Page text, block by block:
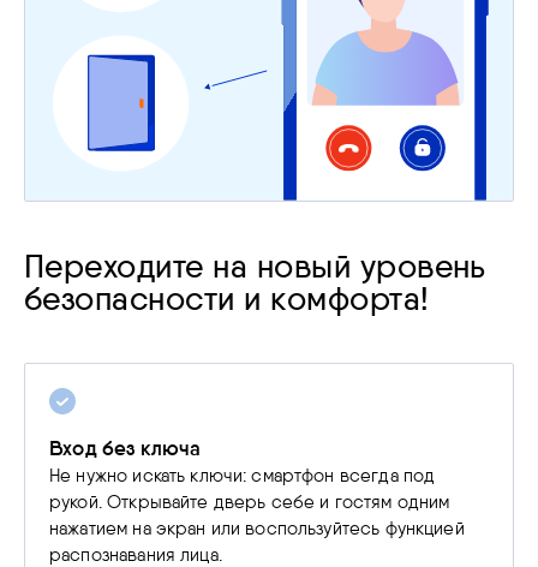
Переходите на новый уровень
безопасности и комфорта!
Вход без ключа
Не нужно искать ключи: смартфон всегда под
рукой. Открывайте дверь себе и гостям одним
нажатием на экран или воспользуйтесь функцией
распознавания лица.